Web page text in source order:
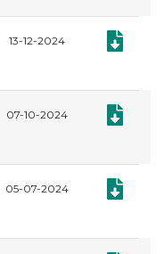
13-12-2024
07-10-2024
05-07-2024